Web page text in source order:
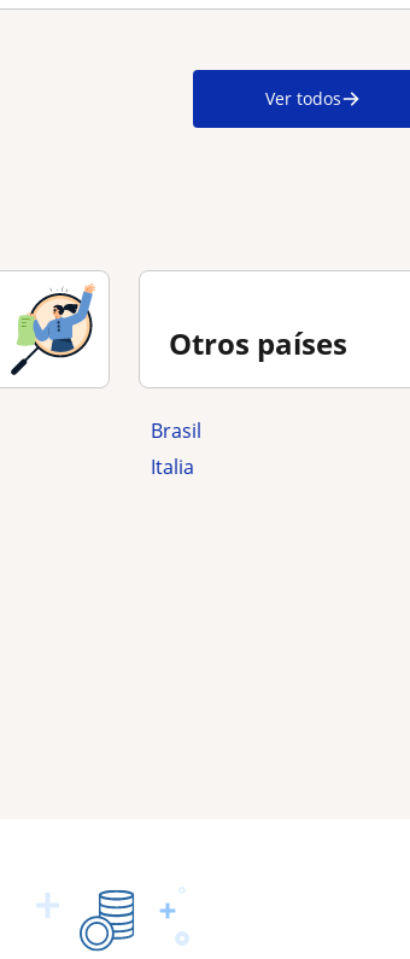
Ver todos
Otros países
Brasil
Italia